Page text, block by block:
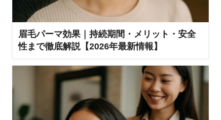
眉毛パーマ効果｜持続期間・メリット・安全
性まで徹底解説【2026年最新情報】